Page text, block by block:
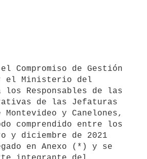
el Ministerio del
Responsables de las
de las Jefaturas
y Canelones,
comprendido entre los
y diciembre de 2021
en Anexo (*) y se